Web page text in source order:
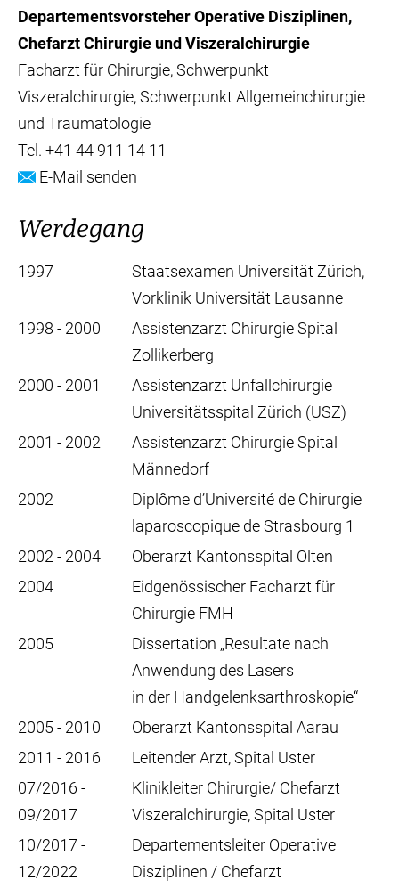
Departementsvorsteher Operative Disziplinen
Chefarzt Chirurgie und Viszeralchirurgie
Facharzt für Chirurgie, Schwerpunkt
Viszeralchirurgie, Schwerpunkt Allgemeinchirurgie
und Traumatologie
Tel. +41 44 911 14 11
E-Mail senden
Werdegang
1997
Staatsexamen Universität Zürich,
Vorklinik Universität Lausanne
1998 - 2000
Assistenzarzt Chirurgie Spital
Zollikerberg
2000 - 2001
Assistenzarzt Unfallchirurgie
Universitätsspital Zürich (USZ)
2001 - 2002
Assistenzarzt Chirurgie Spital
Männedorf
2002
Diplôme d’Université de Chirurgie
laparoscopique de Strasbourg 1
2002 - 2004
Oberarzt Kantonsspital Olten
2004
Eidgenössischer Facharzt für
Chirurgie FMH
2005
Dissertation „Resultate nach
Anwendung des Lasers
in der Handgelenksarthroskopie“
2005 - 2010
Oberarzt Kantonsspital Aarau
2011 - 2016
Leitender Arzt, Spital Uster
07/2016 -
09/2017
Klinikleiter Chirurgie/ Chefarzt
Viszeralchirurgie, Spital Uster
10/2017 -
12/2022
Departementsleiter Operative
Disziplinen / Chefarzt